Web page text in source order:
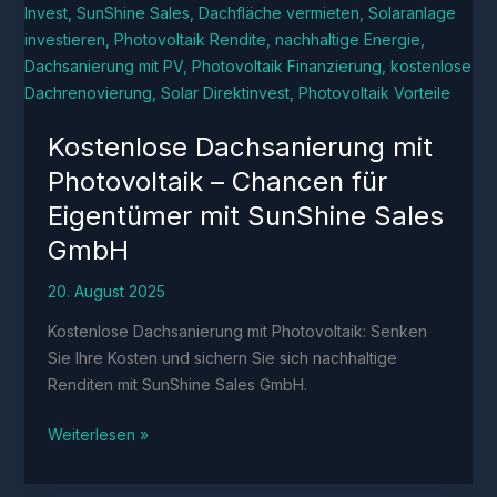
Kostenlose Dachsanierung mit
Photovoltaik – Chancen für
Eigentümer mit SunShine Sales
GmbH
20. August 2025
Kostenlose Dachsanierung mit Photovoltaik: Senken
Sie Ihre Kosten und sichern Sie sich nachhaltige
Renditen mit SunShine Sales GmbH.
Kostenlose
Weiterlesen »